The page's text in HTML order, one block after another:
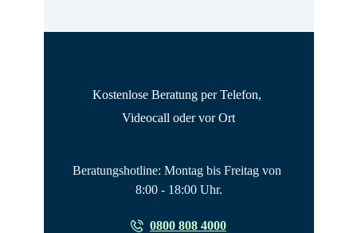
Kostenlose Beratung per Telefon,
Videocall oder vor Ort
Beratungshotline: Montag bis Freitag von
8:00 - 18:00 Uhr.
0800 808 4000